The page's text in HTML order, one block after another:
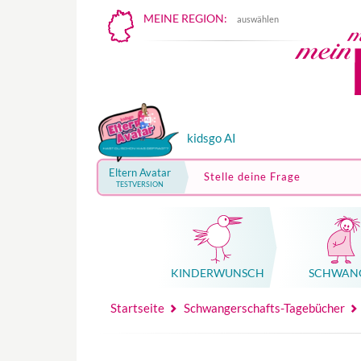
MEINE REGION: auswählen
kidsgo AI
Eltern Avatar
TESTVERSION
Stelle deine Frage
KINDER­WUNSCH
Startseite Schwangerschafts-Tagebücher